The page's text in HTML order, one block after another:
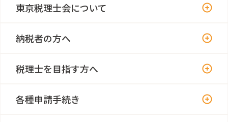
東京税理士会について
納税者の方へ
税理士を目指す方へ
各種申請手続き